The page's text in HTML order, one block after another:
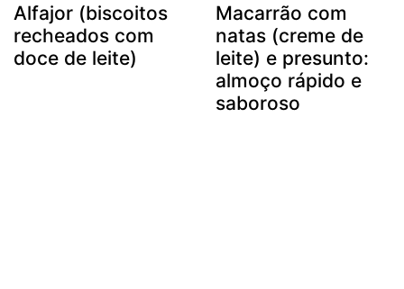
Alfajor (biscoitos
recheados com
doce de leite)
Macarrão com
natas (creme de
leite) e presunto:
almoço rápido e
saboroso